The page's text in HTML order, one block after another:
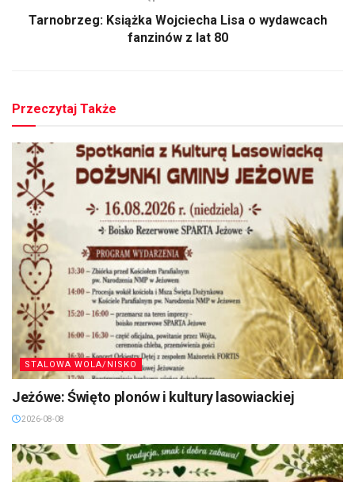
Tarnobrzeg: Książka Wojciecha Lisa o wydawcach
fanzinów z lat 80
Przeczytaj Także
STALOWA WOLA/NISKO
Jeżówe: Święto plonów i kultury lasowiackiej
2026-08-08